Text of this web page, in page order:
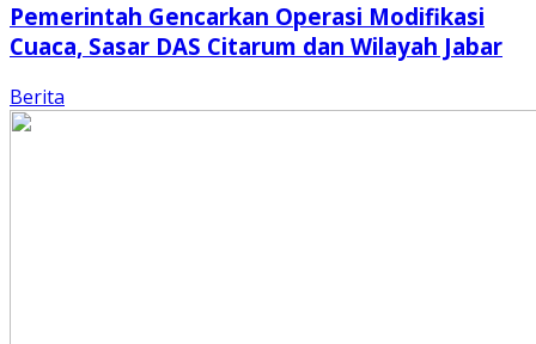
Pemerintah Gencarkan Operasi Modifikasi
Cuaca, Sasar DAS Citarum dan Wilayah Jabar
Berita